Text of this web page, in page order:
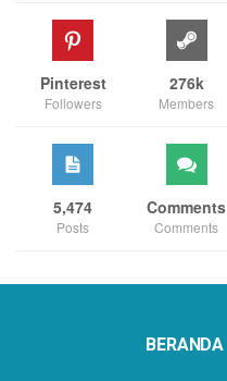
Pinterest
Followers
276k
Members
5,474
Posts
Comments
Comments
BERANDA